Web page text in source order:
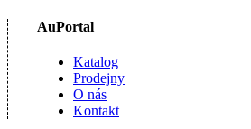
AuPortal
Katalog
Prodejny
O nás
Kontakt